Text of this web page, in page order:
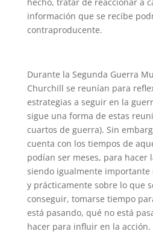
información que se recibe
contraproducente.
Durante la Segunda Guerra
Churchill se reunían para
estrategias a seguir en la
sigue una forma de estas
cuartos de guerra). Sin
cuenta con los tiempos de
podían ser meses, para hacer
siendo igualmente importante
y prácticamente sobre lo que
conseguir, tomarse tiempo
está pasando, qué no está
hacer para influir en la acción.